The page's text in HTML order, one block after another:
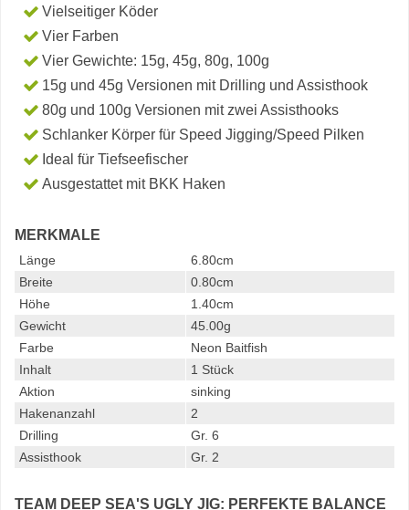
Vielseitiger Köder
Vier Farben
Vier Gewichte: 15g, 45g, 80g, 100g
15g und 45g Versionen mit Drilling und Assisthook
80g und 100g Versionen mit zwei Assisthooks
Schlanker Körper für Speed Jigging/Speed Pilken
Ideal für Tiefseefischer
Ausgestattet mit BKK Haken
MERKMALE
Länge
6.80cm
Breite
0.80cm
Höhe
1.40cm
Gewicht
45.00g
Farbe
Neon Baitfish
Inhalt
1 Stück
Aktion
sinking
Hakenanzahl
2
Drilling
Gr. 6
Assisthook
Gr. 2
TEAM DEEP SEA'S UGLY JIG: PERFEKTE BALANCE